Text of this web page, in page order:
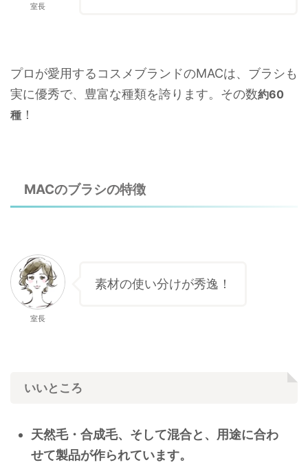
室長
プロが愛用するコスメブランドのMACは、ブラシも
実に優秀で、豊富な種類を誇ります。その数約60
種 ！
MACのブラシの特徴
室長
素材の使い分けが秀逸！
いいところ
天然毛・合成毛、そして混合と、用途に合わ
せて製品が作られています。